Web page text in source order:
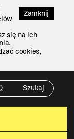
Zamknij
się na ich
cookies,